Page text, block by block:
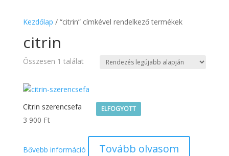
Kezdőlap / “citrin” címkével rendelkező termékek
citrin
Összesen 1 találat
ELFOGYOTT
Citrin szerencsefa
3 900 Ft
Bővebb információ Tovább olvasom